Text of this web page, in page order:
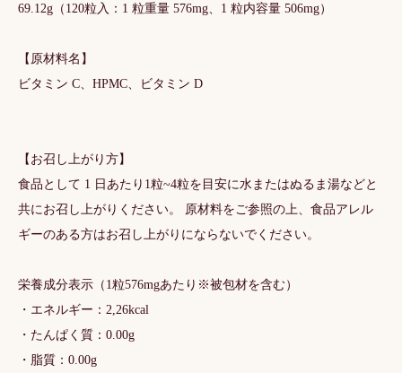
69.12g（120粒入：1 粒重量 576mg、1 粒内容量 506mg）
【原材料名】
ビタミン C、HPMC、ビタミン D
【お召し上がり方】
食品として 1 日あたり1粒~4粒を目安に水またはぬるま湯などと
共にお召し上がりください。 原材料をご参照の上、食品アレル
ギーのある方はお召し上がりにならないでください。
栄養成分表示（1粒576mgあたり※被包材を含む）
・エネルギー：2,26kcal
・たんぱく質：0.00g
・脂質：0.00g